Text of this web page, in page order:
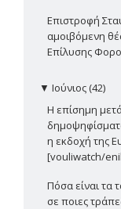
Επιστροφή
αμοιβόμενη
Επίλυσης
▼ Ιούνιος (42)
Η επίσημη
η εκδοχή της
[vouliwatch/
Πόσα είναι τα
σε ποιες